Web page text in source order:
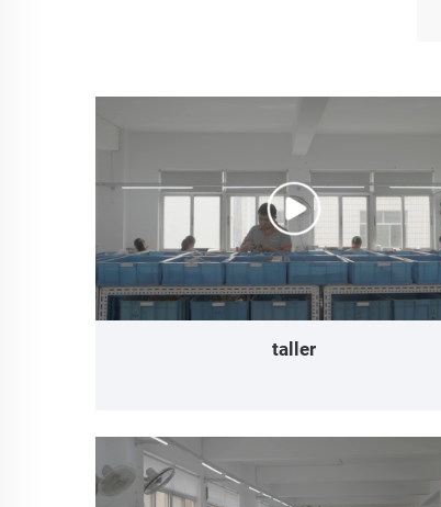
taller